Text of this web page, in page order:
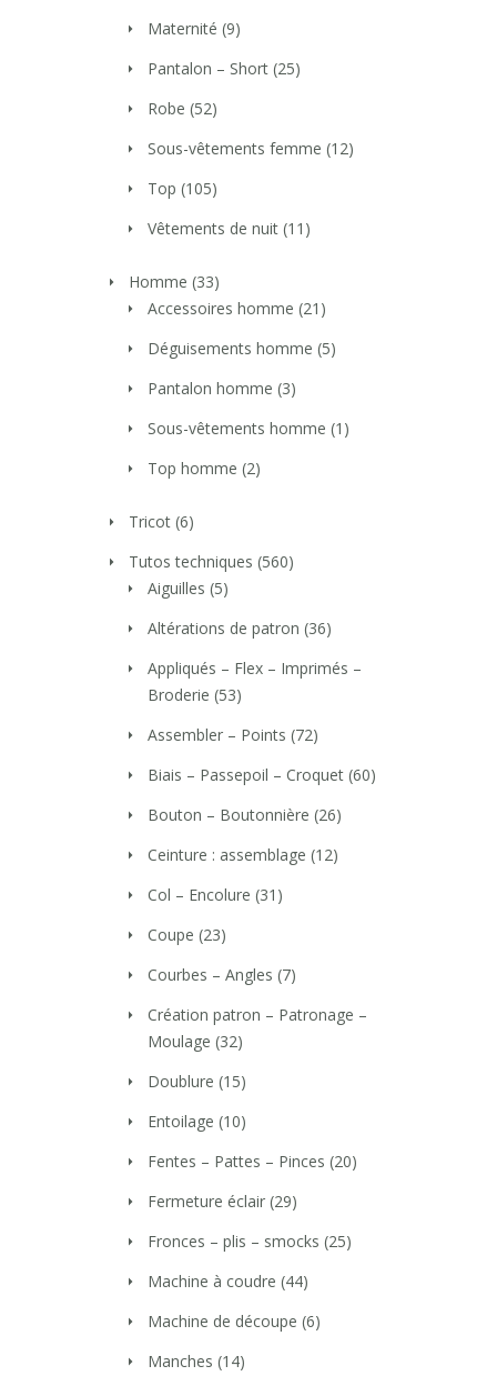
Maternité (9)
Pantalon – Short (25)
Robe (52)
Sous-vêtements femme (12)
Top (105)
Vêtements de nuit (11)
Homme (33)
Accessoires homme (21)
Déguisements homme (5)
Pantalon homme (3)
Sous-vêtements homme (1)
Top homme (2)
Tricot (6)
Tutos techniques (560)
Aiguilles (5)
Altérations de patron (36)
Appliqués – Flex – Imprimés –
Broderie (53)
Assembler – Points (72)
Biais – Passepoil – Croquet (60)
Bouton – Boutonnière (26)
Ceinture : assemblage (12)
Col – Encolure (31)
Coupe (23)
Courbes – Angles (7)
Création patron – Patronage –
Moulage (32)
Doublure (15)
Entoilage (10)
Fentes – Pattes – Pinces (20)
Fermeture éclair (29)
Fronces – plis – smocks (25)
Machine à coudre (44)
Machine de découpe (6)
Manches (14)